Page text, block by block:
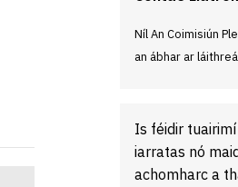
Níl An Coimisiún
an ábhar ar
Is féidir
iarratas nó
achomharc a